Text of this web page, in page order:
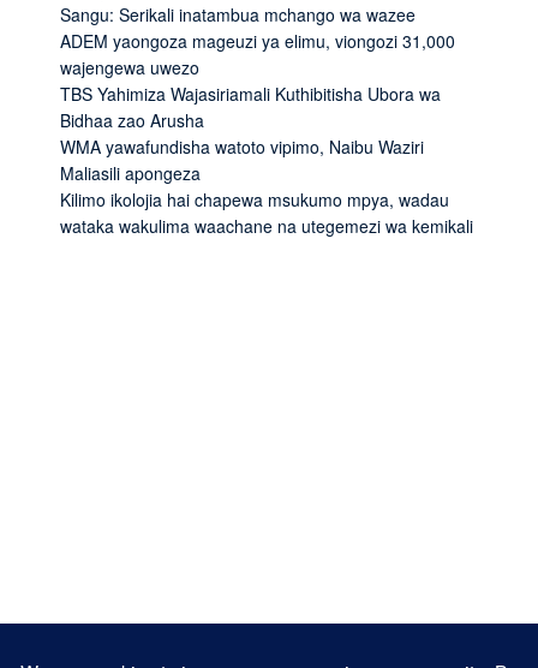
Sangu: Serikali inatambua mchango wa wazee
ADEM yaongoza mageuzi ya elimu, viongozi 31,000
wajengewa uwezo
TBS Yahimiza Wajasiriamali Kuthibitisha Ubora wa
Bidhaa zao Arusha
WMA yawafundisha watoto vipimo, Naibu Waziri
Maliasili apongeza
Kilimo ikolojia hai chapewa msukumo mpya, wadau
wataka wakulima waachane na utegemezi wa kemikali